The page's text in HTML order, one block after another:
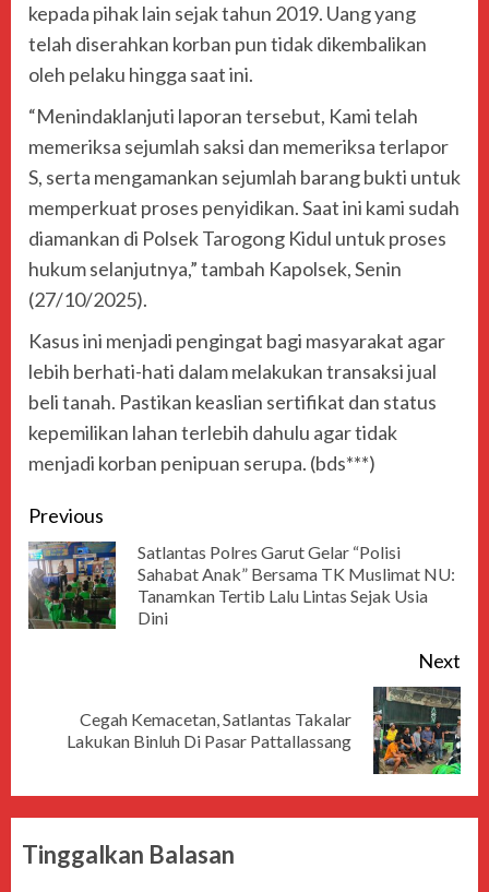
kepada pihak lain sejak tahun 2019. Uang yang
telah diserahkan korban pun tidak dikembalikan
oleh pelaku hingga saat ini.
“Menindaklanjuti laporan tersebut, Kami telah
memeriksa sejumlah saksi dan memeriksa terlapor
S, serta mengamankan sejumlah barang bukti untuk
memperkuat proses penyidikan. Saat ini kami sudah
diamankan di Polsek Tarogong Kidul untuk proses
hukum selanjutnya,” tambah Kapolsek, Senin
(27/10/2025).
Kasus ini menjadi pengingat bagi masyarakat agar
lebih berhati-hati dalam melakukan transaksi jual
beli tanah. Pastikan keaslian sertifikat dan status
kepemilikan lahan terlebih dahulu agar tidak
menjadi korban penipuan serupa. (bds***)
Previous
Satlantas Polres Garut Gelar “Polisi
Sahabat Anak” Bersama TK Muslimat NU:
Tanamkan Tertib Lalu Lintas Sejak Usia
Dini
Next
Cegah Kemacetan, Satlantas Takalar
Lakukan Binluh Di Pasar Pattallassang
Tinggalkan Balasan